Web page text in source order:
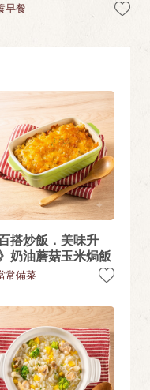
早餐
百搭炒飯．美味升
奶油蘑菇玉米焗飯
常備菜